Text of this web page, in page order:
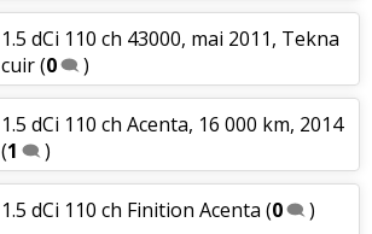
1.5 dCi 110 ch 43000, mai 2011, Tekna
cuir(0 )
1.5 dCi 110 ch Acenta, 16 000 km, 2014
(1 )
1.5 dCi 110 ch Finition Acenta (0 )